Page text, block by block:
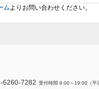
ムよりお問い合わせください。
6260-7282 受付時間 9:00～19:00（平